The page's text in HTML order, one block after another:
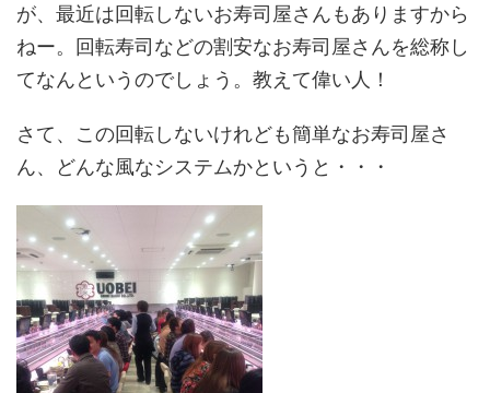
が、最近は回転しないお寿司屋さんもありますから
ねー。回転寿司などの割安なお寿司屋さんを総称し
てなんというのでしょう。教えて偉い人！
さて、この回転しないけれども簡単なお寿司屋さ
ん、どんな風なシステムかというと・・・